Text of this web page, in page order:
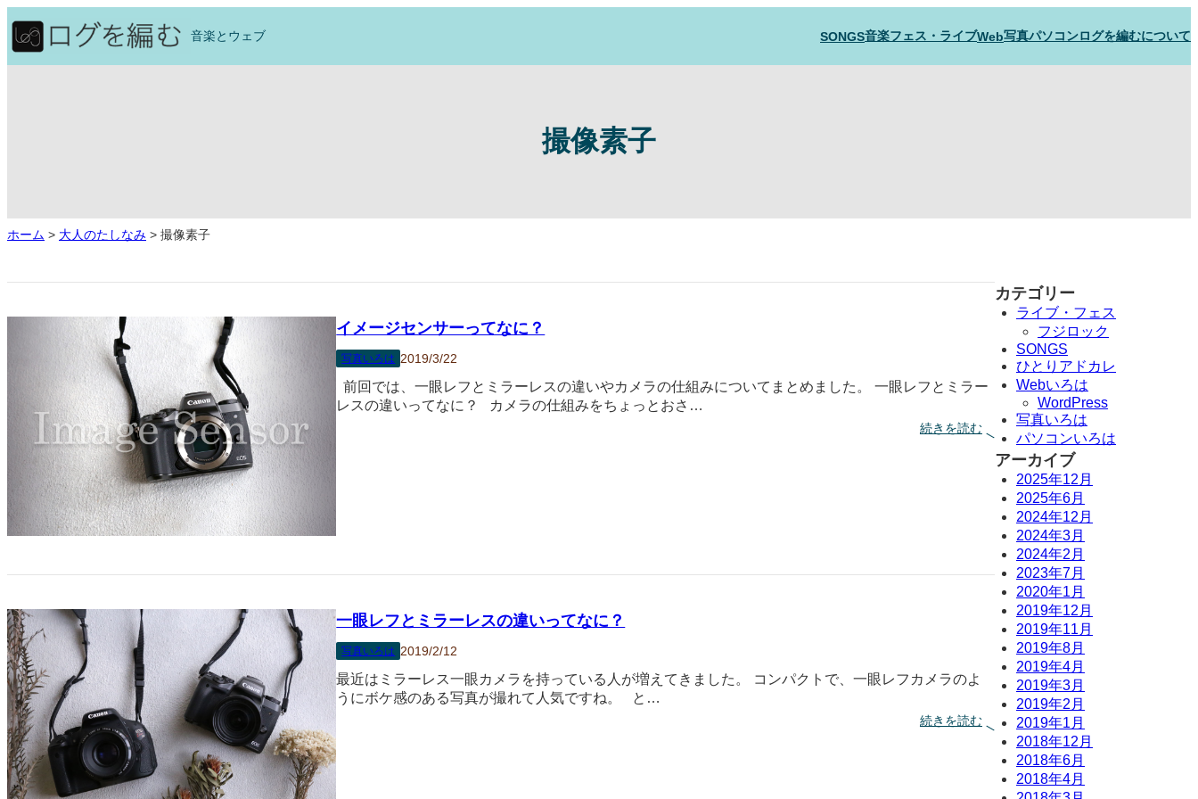
を
音楽とウェブ SONGS音楽フェス・ライブWeb写真パソコンログを編むについて
撮像素子
ホーム > 大人のたしなみ > 撮像素子
イメージセンサーってなに？
写真いろは 2019/3/22
前回では、一眼レフとミラーレスの違いやカメラの仕組みについてまとめました。 一眼レフとミラー
レスの違いってなに？ カメラの仕組みをちょっとおさ…
続きを読む:
イ
一眼レフとミラーレスの違いってなに？
写真いろは 2019/2/12
最近はミラーレス一眼カメラを持っている人が増えてきました。 コンパクトで、一眼レフカメラのよ
うにボケ感のある写真が撮れて人気ですね。 と…
続きを読む:
一
カテゴリー
ライブ・フェス
フジロック
SONGS
ひとりアドカレ
Webいろは
WordPress
写真いろは
パソコンいろは
アーカイブ
2025年12月
2025年6月
2024年12月
2024年3月
2024年2月
2023年7月
2020年1月
2019年12月
2019年11月
2019年8月
2019年4月
2019年3月
2019年2月
2019年1月
2018年12月
2018年6月
2018年4月